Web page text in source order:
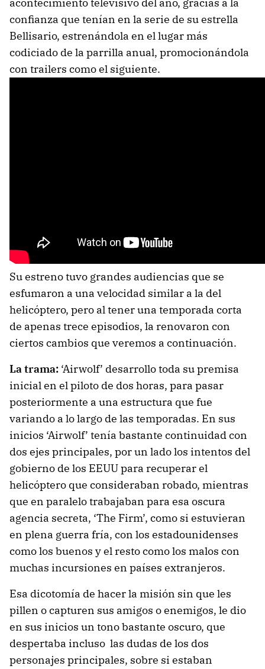
acontecimiento televisivo del año, gracias a la
confianza que tenían en la serie de su estrella
Bellisario, estrenándola en el lugar más
codiciado de la parrilla anual, promocionándola
con trailers como el siguiente.
Su estreno tuvo grandes audiencias que se
esfumaron a una velocidad similar a la del
helicóptero, pero al tener una temporada corta
de apenas trece episodios, la renovaron con
ciertos cambios que veremos a continuación.
La trama: ‘Airwolf’ desarrollo toda su premisa
inicial en el piloto de dos horas, para pasar
posteriormente a una estructura que fue
variando a lo largo de las temporadas. En sus
inicios ‘Airwolf’ tenía bastante continuidad con
dos ejes principales, por un lado los intentos del
gobierno de los EEUU para recuperar el
helicóptero que consideraban robado, mientras
que en paralelo trabajaban para esa oscura
agencia secreta, ‘The Firm’, como si estuvieran
en plena guerra fría, con los estadounidenses
como los buenos y el resto como los malos con
muchas incursiones en países extranjeros.
Esa dicotomía de hacer la misión sin que les
pillen o capturen sus amigos o enemigos, le dio
en sus inicios un tono bastante oscuro, que
despertaba incluso las dudas de los dos
personajes principales, sobre si estaban